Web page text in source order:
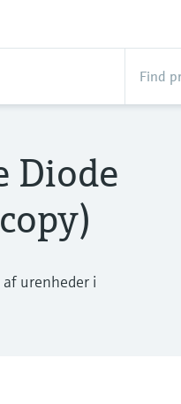
Diode
urenheder i